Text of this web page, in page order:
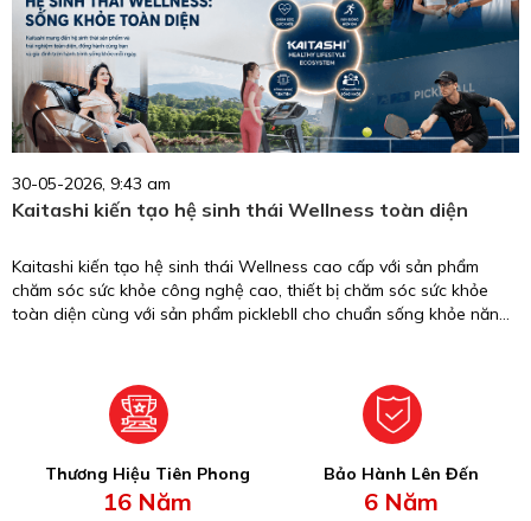
30-05-2026, 9:43 am
Kaitashi kiến tạo hệ sinh thái Wellness toàn diện
Kaitashi kiến tạo hệ sinh thái Wellness cao cấp với sản phẩm
chăm sóc sức khỏe công nghệ cao, thiết bị chăm sóc sức khỏe
toàn diện cùng với sản phẩm picklebll cho chuẩn sống khỏe năng
Thương Hiệu Tiên Phong
16 Năm
Bảo Hành Lên Đến
6 Năm